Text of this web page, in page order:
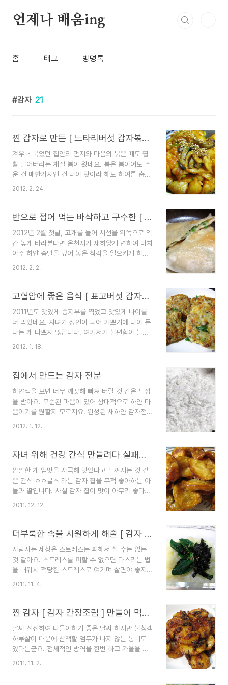
언제나 배움ing
홈 태그 방명록
감자 21
찐 감자로 만든 [ 느타리버섯 감자볶음 ]
겨우내 묵었던 집안의 먼지와 마음의 묶은 때도 훨
훨 털어버리는 계절 봄이 왔네요. 봄은 봄이어도 추
운 건 매한가지인 건 나이 탓이라 해도 하여튼 춥다
는 사실은 변하지 않아 오늘도 한겨울에 입지 않던
로 봄을 감상할 수 있습니다. 쌀쌀한 날씨여서 봄을
자는 싹이 나오기 때문에 저장해두고 먹기 쉽지 않
지요. 때마침 제주 햇감자가 나와 때에 맞추어 맛있
게 먹을 수 있어 고맙지요. 제주 햇감자를 10킬로
샀답니다. 감자 볶을 때 느타리버섯 넣고 함께 볶았
램/ 느타리버..
2012. 2. 24.
반으로 접어 먹는 바삭하고 구수한 [ 또띠야 피자 ]
2012년 2월 첫날, 고개를 들어 시선을 위쪽으로 약
간 높게 바라본다면 온천지가 새하얗게 변하여 마치
아주 하얀 솜털을 덮어 놓은 착각을 일으키게 하는
날입니다. 바라보는 대자연의 설경은 사람의 손으로
대로의 꾸밈없는 아름다움은 보는 이로 하여금 자연
진 아름다움은 잠깐의 즐거움이라고 말하면 너무 심
한 말일지 모르겠지만 개인적인 생각으로는 원초적
그대로의 산하가 좋습니다. 깊이 있는 자연의 매력
에 길고 긴 시간 동안 빠져들게 하니까요. 하지만 새
때 엉금엉금 할 ..
2012. 2. 2.
고혈압에 좋은 음식 [ 표고버섯 감자전 ]
2011년도 맛있게 종지부를 찍었고 맛있게 나이를
더 먹었네요. 자녀가 성인이 되어 기쁘기에 나이 든
다는 게 나쁘지 않답니다. 여기저기 불편함이 늘어
가지만, 성격상 강한 마음으로 살아가는 걸 좋아하
토로하는 취미를 갖게 되어 자녀에게 많이 고마운
게 정신적 안정도 갖게 하는 블로그 작성은 마음을
나누는 벗이고 치료사입니다. 함께 블로그 취미 가
져보면 좋겠군요. 하하하 표고버섯이 항암효과가 뛰
어나다고 하죠. 국내산 표고를 말렸다. 먹으면야 좋
표고를 불려 다..
2012. 1. 18.
집에서 만드는 감자 전분
하얀색을 보면 너무 깨끗해 빠져 버릴 것 같은 느낌
을 받아요. 모순된 마음이 있어 상대적으로 하얀 마
음이기를 원할지 모르지요. 완성된 새하얀 감자전분
가루를 보며 문득 흰색이 가장 화려한 색이라는 생
힘들지 않아요. 작년에는 감자 15킬로로 감자전분
두었다가 탕수육 만들 때 사용했어요. 전분을 만들
어 탕수육에 사용했더니 더 맛있는 느낌이 들어요.
제주감자는 비싸지만, 일반 감자는 10킬로에 작은
것 9,800원이라 10킬로 사서 전분을 만들었답니
전화로 감자..
2012. 1. 12.
자녀 위해 건강 간식 만들려다 실패한 [ 감자 칩 ]
짭짤한 게 입맛을 자극해 맛있다고 느껴지는 것 같
은 간식 ㅇㅇ글스 라는 감자 칩을 무척 좋아하는 아
들과 딸입니다. 사실 감자 칩이 맛이 아무리 좋다고
하지만 제가 먹어보니까 너무 짠 것 같더군요. 입맛
세일을 한다고 해도 너무 짠 그 간식을 먹는 자녀가
만들어 주려고 마음먹고 도전을 해봤답니다. 만들려
고 생각했으면 처음부터 신경 써 만들어야 했는데
그런데 너무 두껍게 잘라서 말려 이렇게 실패를 했
답니다. 얇게 채칼을 써서 잘라 말렸어야 했는데. 그
는 맞지 않아..
2011. 12. 12.
더부룩한 속을 시원하게 해줄 [ 감자 죽 ]
사람사는 세상은 스트레스는 피해서 살 수는 없는
것 같아요. 스트레스를 피할 수 없으면 다스리는 법
을 배워서 적당한 스트레스로 여기며 살면야 좋지만
그게 어디 마음대로 쉽게 되는 것이 아니잖아요. 현
가져오게 되는 경우도 많은 것 같아요. 분노를 조절
는 강력한 생각을 해보는 시간입니다. 저요? 저도
위장 장애가 많아요. 저는 그래서 이제는 이렇게 생
각을 바꾸어 한답니다. 자유를 꿈꾸는 나! 자연인으
로 살아가는 나를 그려보며 이렇게 블로그에 적어보
2011. 11. 4.
찐 감자 [ 감자 간장조림 ] 만들어 먹어요.
날씨 선선하여 나들이하기 좋은 날씨 하지만 불청객
하루살이 때문에 산책할 엄두가 나지 않는 동네도
있다는군요. 전체적인 방역을 한번 하고 가을을 보
내야 할 것 같아요. 푸른 숲이 우거진 곳이나 강 주
2011. 11. 2.